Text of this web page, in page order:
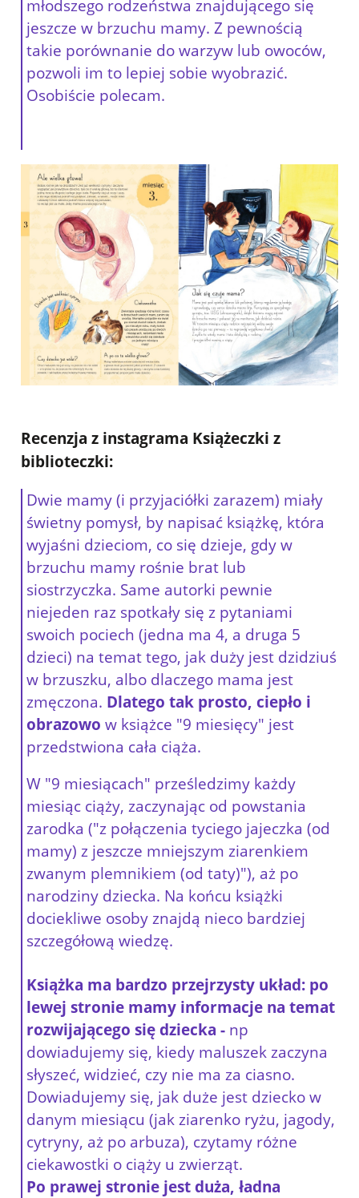
młodszego rodzeństwa znajdującego się
jeszcze w brzuchu mamy. Z pewnością
takie porównanie do warzyw lub owoców,
pozwoli im to lepiej sobie wyobrazić.
Osobiście polecam.
Recenzja z instagrama Książeczki z
biblioteczki:
Dwie mamy (i przyjaciółki zarazem) miały
świetny pomysł, by napisać książkę, która
wyjaśni dzieciom, co się dzieje, gdy w
brzuchu mamy rośnie brat lub
siostrzyczka. Same autorki pewnie
niejeden raz spotkały się z pytaniami
swoich pociech (jedna ma 4, a druga 5
dzieci) na temat tego, jak duży jest dzidziuś
w brzuszku, albo dlaczego mama jest
zmęczona. Dlatego tak prosto, ciepło i
obrazowo w książce "9 miesięcy" jest
przedstwiona cała ciąża.
W "9 miesiącach" prześledzimy każdy
miesiąc ciąży, zaczynając od powstania
zarodka ("z połączenia tyciego jajeczka (od
mamy) z jeszcze mniejszym ziarenkiem
zwanym plemnikiem (od taty)"), aż po
narodziny dziecka. Na końcu książki
dociekliwe osoby znajdą nieco bardziej
szczegółową wiedzę.
Książka ma bardzo przejrzysty układ: po
lewej stronie mamy informacje na temat
rozwijającego się dziecka - np
dowiadujemy się, kiedy maluszek zaczyna
słyszeć, widzieć, czy nie ma za ciasno.
Dowiadujemy się, jak duże jest dziecko w
danym miesiącu (jak ziarenko ryżu, jagody,
cytryny, aż po arbuza), czytamy różne
ciekawostki o ciąży u zwierząt.
Po prawej stronie jest duża, ładna